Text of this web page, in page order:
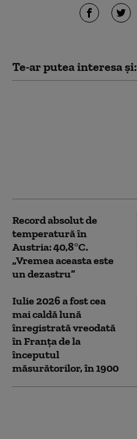
Te-ar putea interesa și:
Record absolut de
temperatură în
Austria: 40,8°C.
„Vremea aceasta este
un dezastru”
Iulie 2026 a fost cea
mai caldă lună
înregistrată vreodată
în Franța de la
începutul
măsurătorilor, în 1900